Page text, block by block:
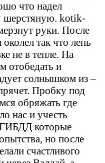
что надел
шерстяную. kotik-
руки. После
так что лень
не в тепле. На
отобедать и
солнышком из –
Пробку под
обряжать где
нас и учесть
которые
но после
счастливого